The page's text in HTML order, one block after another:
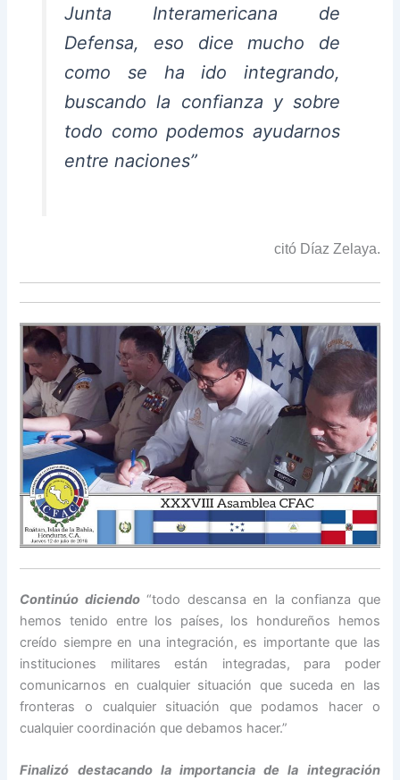
Junta Interamericana de
Defensa, eso dice mucho de
como se ha ido integrando,
buscando la confianza y sobre
todo como podemos ayudarnos
entre naciones”
citó Díaz Zelaya.
Continúo diciendo“todo descansa en la confianza que
hemos tenido entre los países, los hondureños hemos
creído siempre en una integración, es importante que las
instituciones militares están integradas, para poder
comunicarnos en cualquier situación que suceda en las
fronteras o cualquier situación que podamos hacer o
cualquier coordinación que debamos hacer.”
Finalizó destacando la importancia de la integración